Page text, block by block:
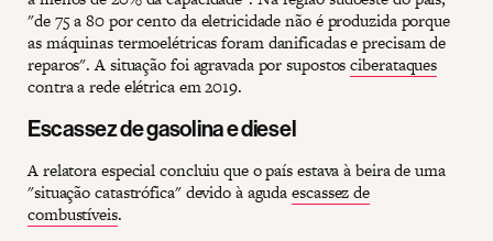
"de 75 a 80 por cento da eletricidade não é produzida porque
as máquinas termoelétricas foram danificadas e precisam de
reparos". A situação foi agravada por supostosciberataques
contra a rede elétrica em 2019.
Escassez de gasolina e diesel
A relatora especial concluiu que o país estava à beira de uma
"situação catastrófica" devido à agudaescassez de
combustíveis.